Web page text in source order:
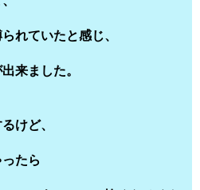
れていたと感じ、
来ました。
けど、
たら